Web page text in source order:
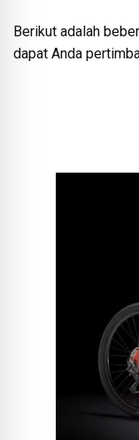
Berikut adalah
dapat Anda